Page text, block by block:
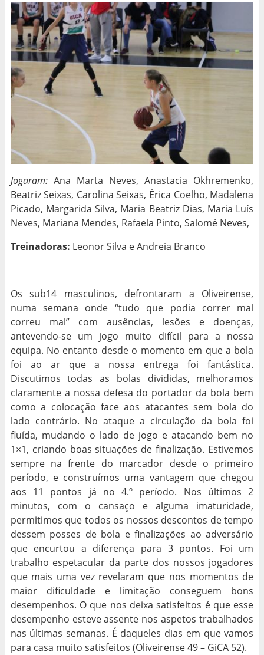
Jogaram:Ana Marta Neves, Anastacia Okhremenko,
Beatriz Seixas, Carolina Seixas, Érica Coelho, Madalena
Picado, Margarida Silva, Maria Beatriz Dias, Maria Luís
Neves, Mariana Mendes, Rafaela Pinto, Salomé Neves,
Treinadoras: Leonor Silva e Andreia Branco
Os sub14 masculinos, defrontaram a Oliveirense,
numa semana onde “tudo que podia correr mal
correu mal” com ausências, lesões e doenças,
antevendo-se um jogo muito difícil para a nossa
equipa. No entanto desde o momento em que a bola
foi ao ar que a nossa entrega foi fantástica.
Discutimos todas as bolas divididas, melhoramos
claramente a nossa defesa do portador da bola bem
como a colocação face aos atacantes sem bola do
lado contrário. No ataque a circulação da bola foi
fluída, mudando o lado de jogo e atacando bem no
1×1, criando boas situações de finalização. Estivemos
sempre na frente do marcador desde o primeiro
período, e construímos uma vantagem que chegou
aos 11 pontos já no 4.º período. Nos últimos 2
minutos, com o cansaço e alguma imaturidade,
permitimos que todos os nossos descontos de tempo
dessem posses de bola e finalizações ao adversário
que encurtou a diferença para 3 pontos. Foi um
trabalho espetacular da parte dos nossos jogadores
que mais uma vez revelaram que nos momentos de
maior dificuldade e limitação conseguem bons
desempenhos. O que nos deixa satisfeitos é que esse
desempenho esteve assente nos aspetos trabalhados
nas últimas semanas. É daqueles dias em que vamos
para casa muito satisfeitos (Oliveirense 49 – GiCA 52).